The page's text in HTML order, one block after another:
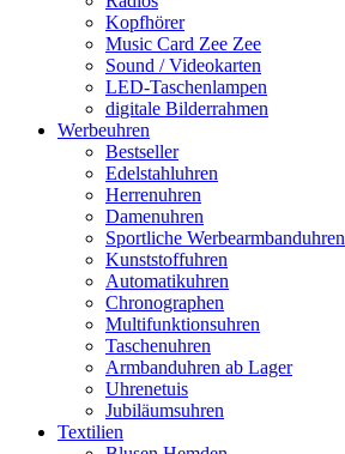
Kopfhörer
Music Card Zee Zee
Sound / Videokarten
LED-Taschenlampen
digitale Bilderrahmen
Werbeuhren
Bestseller
Edelstahluhren
Herrenuhren
Damenuhren
Sportliche Werbearmbanduhren
Kunststoffuhren
Automatikuhren
Chronographen
Multifunktionsuhren
Taschenuhren
Armbanduhren ab Lager
Uhrenetuis
Jubiläumsuhren
Textilien